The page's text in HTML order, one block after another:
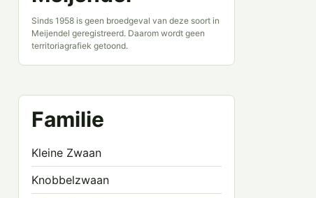
Sinds 1958 is geen broedgeval van deze soort in
Meijendel geregistreerd. Daarom wordt geen
territoriagrafiek getoond.
Familie
Kleine Zwaan
Knobbelzwaan